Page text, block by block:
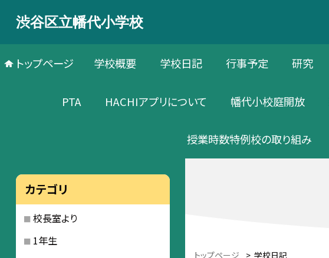
渋谷区立幡代小学校
トップページ 学校概要 学校日記 行事予定 研究
PTA HACHIアプリについて 幡代小校庭開放
授業時数特例校の取り組み
トップページ > 学校日記
カテゴリ
校長室より
1年生